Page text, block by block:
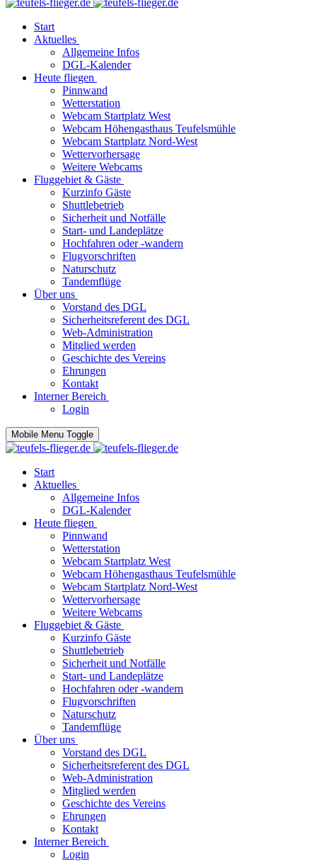
Start
Aktuelles
Allgemeine Infos
DGL-Kalender
Heute fliegen
Pinnwand
Wetterstation
Webcam Startplatz West
Webcam Höhengasthaus Teufelsmühle
Webcam Startplatz Nord-West
Wettervorhersage
Weitere Webcams
Fluggebiet & Gäste
Kurzinfo Gäste
Shuttlebetrieb
Sicherheit und Notfälle
Start- und Landeplätze
Hochfahren oder -wandern
Flugvorschriften
Naturschutz
Tandemflüge
Über uns
Vorstand des DGL
Sicherheitsreferent des DGL
Web-Administration
Mitglied werden
Geschichte des Vereins
Ehrungen
Kontakt
Interner Bereich
Login
Mobile Menu Toggle
Start
Aktuelles
Allgemeine Infos
DGL-Kalender
Heute fliegen
Pinnwand
Wetterstation
Webcam Startplatz West
Webcam Höhengasthaus Teufelsmühle
Webcam Startplatz Nord-West
Wettervorhersage
Weitere Webcams
Fluggebiet & Gäste
Kurzinfo Gäste
Shuttlebetrieb
Sicherheit und Notfälle
Start- und Landeplätze
Hochfahren oder -wandern
Flugvorschriften
Naturschutz
Tandemflüge
Über uns
Vorstand des DGL
Sicherheitsreferent des DGL
Web-Administration
Mitglied werden
Geschichte des Vereins
Ehrungen
Kontakt
Interner Bereich
Login